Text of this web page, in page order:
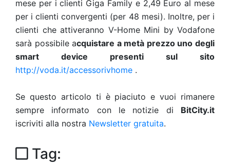
mese per i clienti Giga Family e 2,49 Euro al mese
per i clienti convergenti (per 48 mesi). Inoltre, per i
clienti che attiveranno V-Home Mini by Vodafone
sarà possibile acquistare a metà prezzo uno degli
smart device presenti sul sito
http://voda.it/accessorivhome .
Se questo articolo ti è piaciuto e vuoi rimanere
sempre informato con le notizie di BitCity.it
iscriviti alla nostra Newsletter gratuita.
Tag: